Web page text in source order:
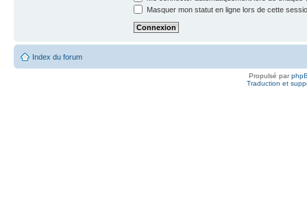
Masquer mon statut en ligne lors de cette
Index du forum
Propulsé par
Traduction et